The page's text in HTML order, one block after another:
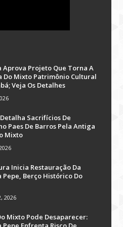
Aprova Projeto Que Torna A
Do Mixto Patrimônio Cultural
Veja Os Detalhes
Sacrifícios De
Paes De Barros Pela Antiga
Mixto
Inicia Restauração Da
Pepe, Berço Histórico Do
2026
Mixto Pode Desaparecer: